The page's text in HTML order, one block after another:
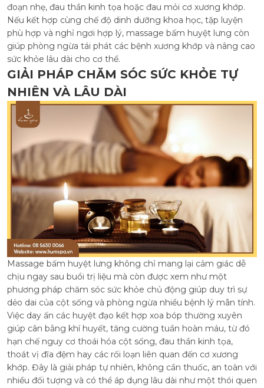
đoạn nhẹ, đau thần kinh tọa hoặc đau mỏi cơ xương khớp.
Nếu kết hợp cùng chế độ dinh dưỡng khoa học, tập luyện
phù hợp và nghỉ ngơi hợp lý, massage bấm huyệt lưng còn
giúp phòng ngừa tái phát các bệnh xương khớp và nâng cao
sức khỏe lâu dài cho cơ thể.
GIẢI PHÁP CHĂM SÓC SỨC KHỎE TỰ
NHIÊN VÀ LÂU DÀI
Massage bấm huyệt lưng không chỉ mang lại cảm giác dễ
chịu ngay sau buổi trị liệu mà còn được xem như một
phương pháp chăm sóc sức khỏe chủ động giúp duy trì sự
dẻo dai của cột sống và phòng ngừa nhiều bệnh lý mãn tính.
Việc day ấn các huyệt đạo kết hợp xoa bóp thường xuyên
giúp cân bằng khí huyết, tăng cường tuần hoàn máu, từ đó
hạn chế nguy cơ thoái hóa cột sống, đau thần kinh tọa,
thoát vị đĩa đệm hay các rối loạn liên quan đến cơ xương
khớp. Đây là giải pháp tự nhiên, không cần thuốc, an toàn với
nhiều đối tượng và có thể áp dụng lâu dài như một thói quen